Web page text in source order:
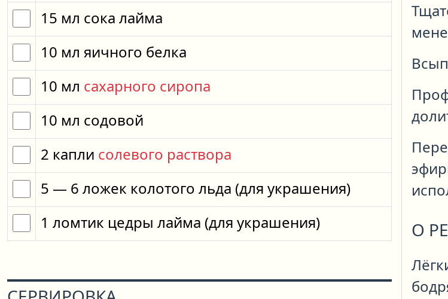
15 мл сока лайма
10 мл яичного белка
10 мл сахарного сиропа
10 мл содовой
2 капли солевого раствора
5 — 6 ложек колотого льда (для украшения)
1 ломтик цедры лайма (для украшения) О